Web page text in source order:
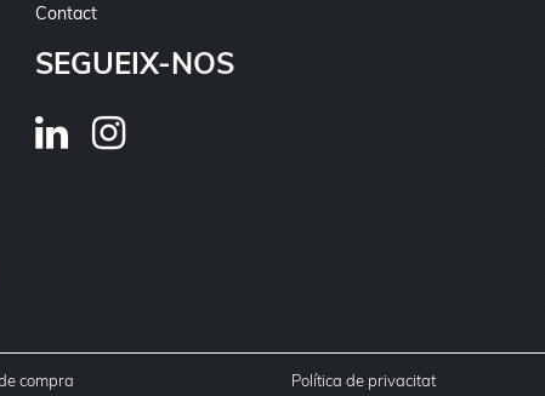
Contact
SEGUEIX-NOS
compra Política de privacitat